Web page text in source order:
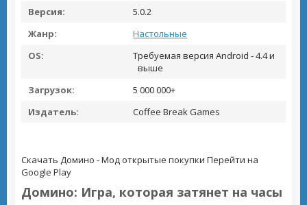
Версия:
5.0.2
Жанр:
Настольные
OS:
Требуемая версия Android - 4.4 и
выше
Загрузок:
5 000 000+
Издатель:
Coffee Break Games
Скачать Домино - Мод открытые покупки Перейти на
Google Play
Домино: Игра, которая затянет на часы